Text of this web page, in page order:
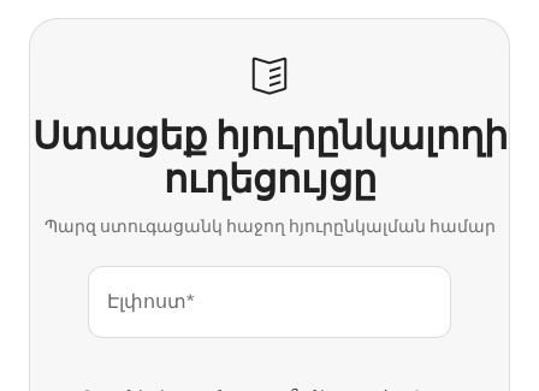
Ստացեք հյուրընկալողի
ուղեցույցը
Պարզ ստուգացանկ հաջող հյուրընկալման համար
Էլփոստ*